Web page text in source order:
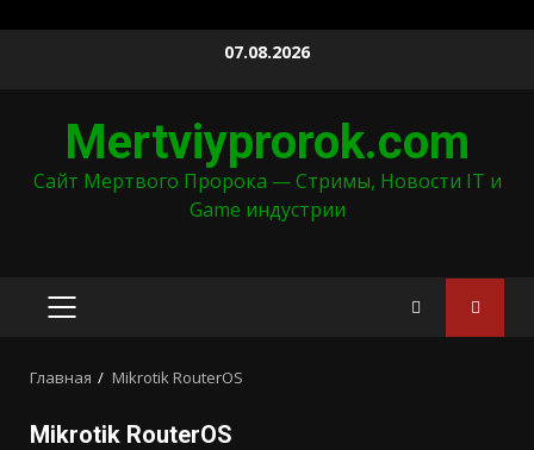
07.08.2026
Mertviyprorok.com
Сайт Мертвого Пророка — Стримы, Новости IT и
Game индустрии
ОСНОВНОЕ
Главная Mikrotik RouterOS
Mikrotik RouterOS